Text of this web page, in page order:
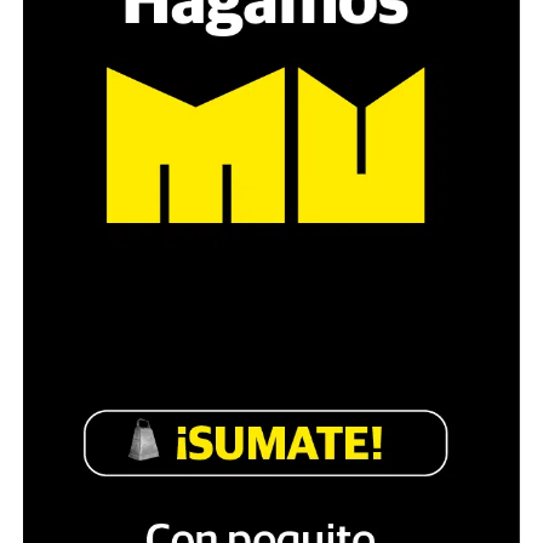
mamá de Lucía Pérez
“Estamos como el día 1”. La frase de la madre de la joven
asesinada en 2016 remite a aquel año: cuando
asesinado a su hija, hasta hoy, dos juicios después, pues la
pregunta», comparte Gonzalo, de 41 años.